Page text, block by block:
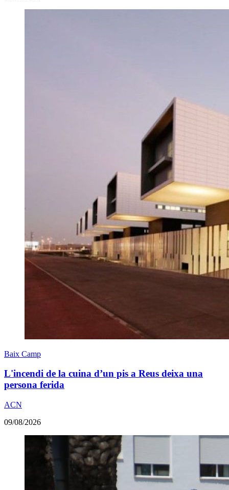
Baix Camp
L'incendi de la cuina d’un pis a Reus deixa una
persona ferida
ACN
09/08/2026